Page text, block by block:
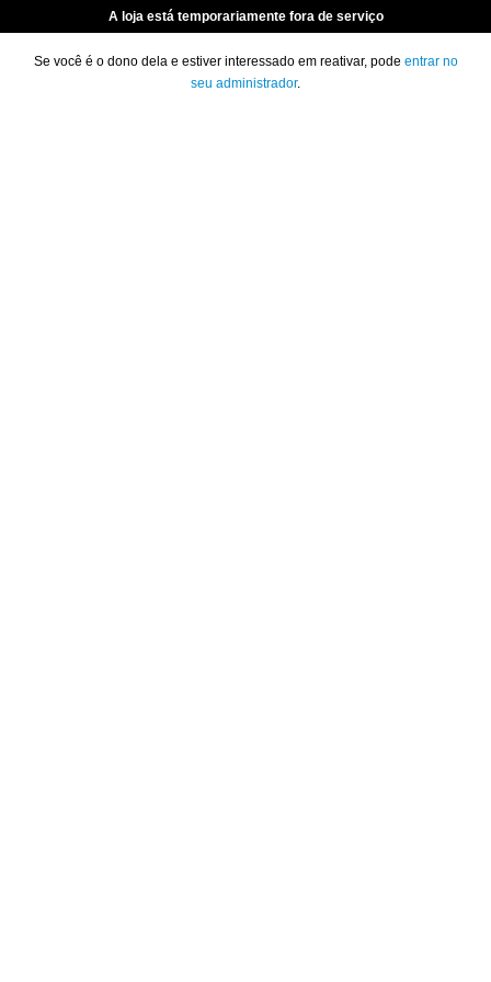
A loja está temporariamente fora de serviço
Se você é o dono dela e estiver interessado em reativar, pode entrar no
seu administrador.